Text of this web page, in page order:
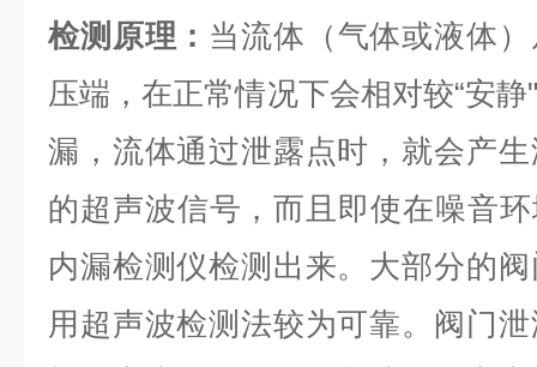
检测原理： 当流体（气体或液体
压端，在正常情况下会相对较“安
漏，流体通过泄露点时，就会产
的超声波信号，而且即使在噪音
内漏检测仪检测出来。大部分的
用超声波检测法较为可靠。阀门